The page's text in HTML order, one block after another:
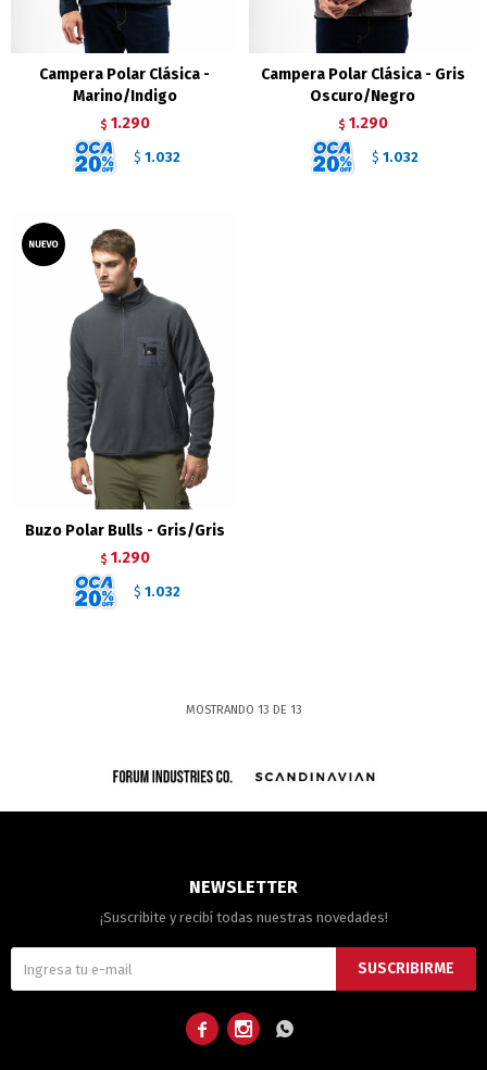
Campera Polar Clásica -
Marino/Indigo
$ 1.290
$ 1.032
Campera Polar Clásica - Gris
Oscuro/Negro
$ 1.290
$ 1.032
Buzo Polar Bulls - Gris/Gris
$ 1.290
$ 1.032
MOSTRANDO 13 DE 13
NEWSLETTER
¡Suscribite y recibí todas nuestras novedades!
SUSCRIBIRME
  